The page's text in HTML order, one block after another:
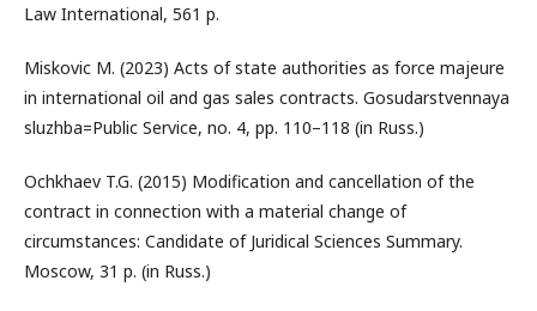
Law International, 561 p.
Miskovic M. (2023) Acts of state authorities as force majeure
in international oil and gas sales contracts. Gosudarstvennaya
sluzhba=Public Service, no. 4, pp. 110–118 (in Russ.)
Ochkhaev T.G. (2015) Modification and cancellation of the
contract in connection with a material change of
circumstances: Candidate of Juridical Sciences Summary.
Moscow, 31 p. (in Russ.)